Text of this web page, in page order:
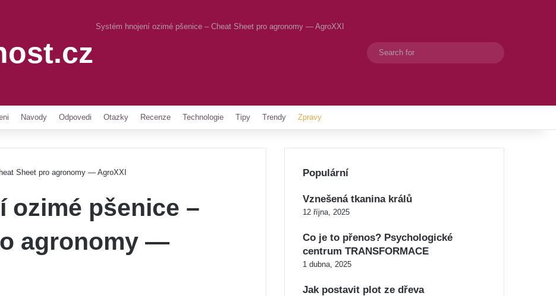
Systém hnojení ozimé pšenice – Cheat Sheet pro agronomy — AgroXXI
Switch skin
Navody Odpovedi Otazky Recenze Technologie Tipy Trendy Zpravy
Sheet pro agronomy — AgroXXI
ozimé pšenice –
agronomy —
Populární
Vznešená tkanina králů
12 října, 2025
Co je to přenos? Psychologické
centrum TRANSFORMACE
1 dubna, 2025
Jak postavit plot ze dřeva